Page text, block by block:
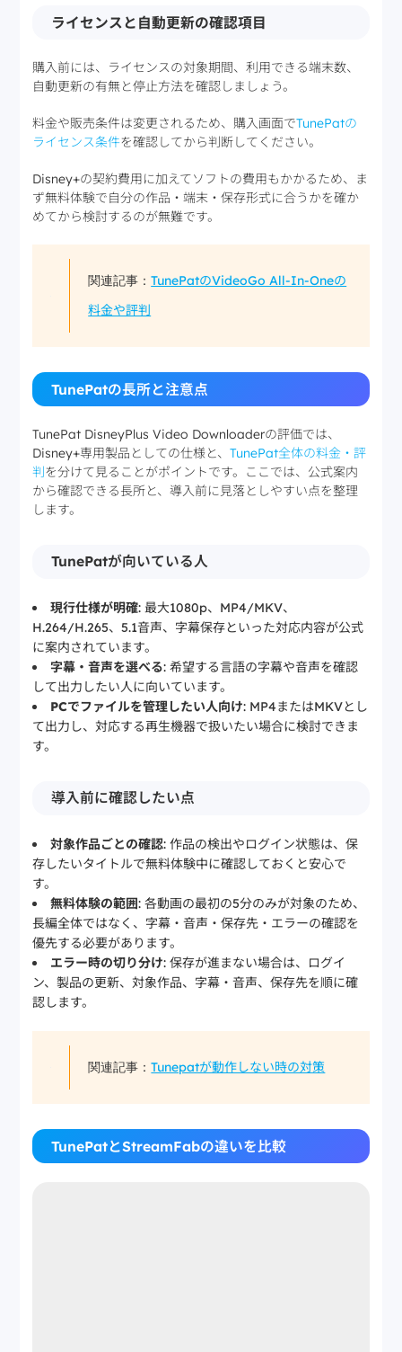
ライセンスと自動更新の確認項目
購入前には、ライセンスの対象期間、利用できる端末数、
自動更新の有無と停止方法を確認しましょう。
料金や販売条件は変更されるため、購入画面でTunePatの
ライセンス条件を確認してから判断してください。
Disney+の契約費用に加えてソフトの費用もかかるため、ま
ず無料体験で自分の作品・端末・保存形式に合うかを確か
めてから検討するのが無難です。
関連記事：TunePatのVideoGo All-In-Oneの
料金や評判
TunePatの長所と注意点
TunePat DisneyPlus Video Downloaderの評価では、
Disney+専用製品としての仕様と、TunePat全体の料金・評
判を分けて見ることがポイントです。ここでは、公式案内
から確認できる長所と、導入前に見落としやすい点を整理
します。
TunePatが向いている人
現行仕様が明確: 最大1080p、MP4/MKV、
H.264/H.265、5.1音声、字幕保存といった対応内容が公式
に案内されています。
字幕・音声を選べる: 希望する言語の字幕や音声を確認
して出力したい人に向いています。
PCでファイルを管理したい人向け: MP4またはMKVとし
て出力し、対応する再生機器で扱いたい場合に検討できま
す。
導入前に確認したい点
対象作品ごとの確認: 作品の検出やログイン状態は、保
存したいタイトルで無料体験中に確認しておくと安心で
す。
無料体験の範囲: 各動画の最初の5分のみが対象のため、
長編全体ではなく、字幕・音声・保存先・エラーの確認を
優先する必要があります。
エラー時の切り分け: 保存が進まない場合は、ログイ
ン、製品の更新、対象作品、字幕・音声、保存先を順に確
認します。
関連記事：Tunepatが動作しない時の対策
TunePatとStreamFabの違いを比較